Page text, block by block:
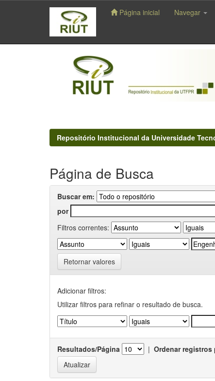
navigation
Página inicial Navegar
Repositório Institucional da Universidade
Página de Busca
Buscar em:
por
Filtros correntes:
Retornar valores
Adicionar filtros:
Utilizar filtros para refinar o resultado de busca.
Resultados/Página | Ordenar registros